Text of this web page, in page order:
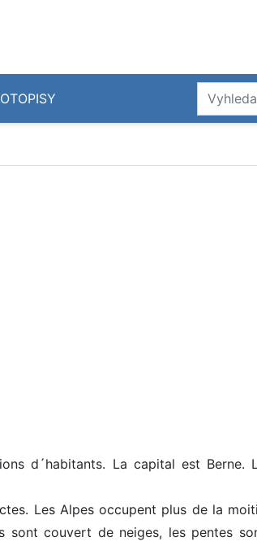
d´habitants. La capital est Berne.
Les Alpes occupent plus de la
sont couvert de neiges, les pentes